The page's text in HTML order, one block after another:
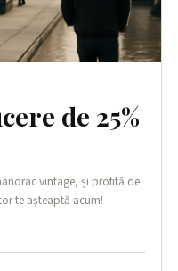
de 25%
vintage, și profită de
te așteaptă acum!